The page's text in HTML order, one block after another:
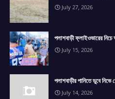
July 27, 2026
পলাশবাড়ী ফ্লাইওভারের
July 15, 2026
পলাশবাড়ীর পানিতে ডুবে নিভে
July 14, 2026